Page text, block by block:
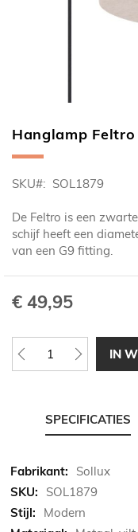
Ga
naar
begin
de
afbeeldingen-
gallerij
Hanglamp
SKU SOL1879
De Feltro is een
schijf heeft een
van een G9 fitting.
€ 49,95
IN
SPECIFICATIES
Meer
informatie
Sollux
SOL1879
Modern